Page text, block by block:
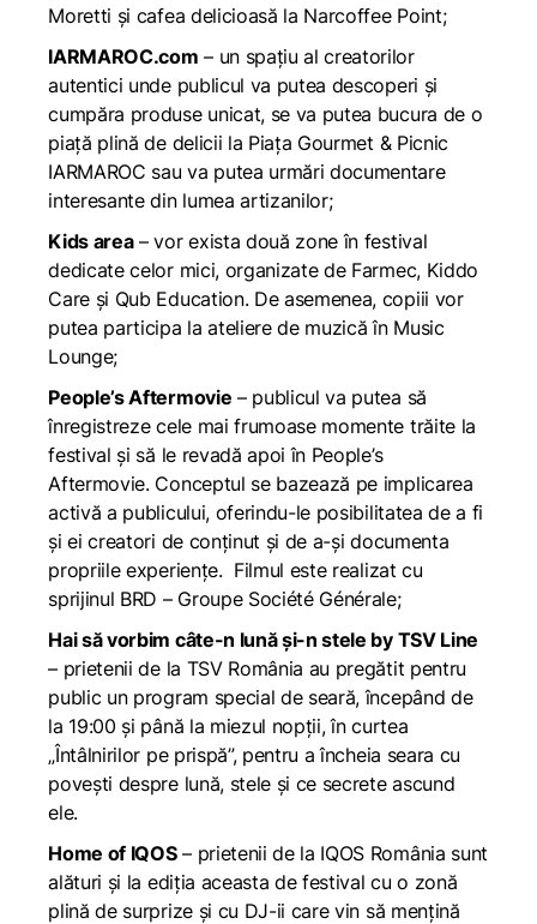
Moretti și cafea delicioasă la Narcoffee Point;
IARMAROC.com – un spațiu al creatorilor
autentici unde publicul va putea descoperi și
cumpăra produse unicat, se va putea bucura de o
piață plină de delicii la Piața Gourmet & Picnic
IARMAROC sau va putea urmări documentare
interesante din lumea artizanilor;
Kids area– vor exista două zone în festival
dedicate celor mici, organizate de Farmec, Kiddo
Care și Qub Education. De asemenea, copiii vor
putea participa la ateliere de muzică în Music
Lounge;
People’s Aftermovie – publicul va putea să
înregistreze cele mai frumoase momente trăite la
festival și să le revadă apoi în People’s
Aftermovie. Conceptul se bazează pe implicarea
activă a publicului, oferindu-le posibilitatea de a fi
și ei creatori de conținut și de a-și documenta
propriile experiențe. Filmul este realizat cu
sprijinul BRD – Groupe Société Générale;
Hai să vorbim câte-n lună și-n stele by TSV Line
– prietenii de la TSV România au pregătit pentru
public un program special de seară, începând de
la 19:00 și până la miezul nopții, în curtea
„Întâlnirilor pe prispă”, pentru a încheia seara cu
povești despre lună, stele și ce secrete ascund
ele.
Home of IQOS– prietenii de la IQOS România sunt
alături și la ediția aceasta de festival cu o zonă
plină de surprize și cu DJ-ii care vin să mențină